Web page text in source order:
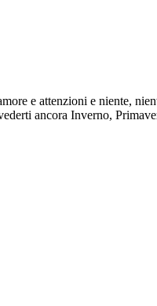
e attenzioni e niente,
ancora Inverno,